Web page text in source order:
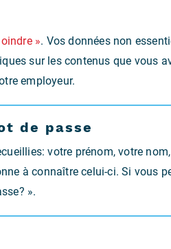
». Vos données non
sur les contenus que vous
employeur.
de passe
votre prénom, votre
à connaître celui-ci. Si vous
».